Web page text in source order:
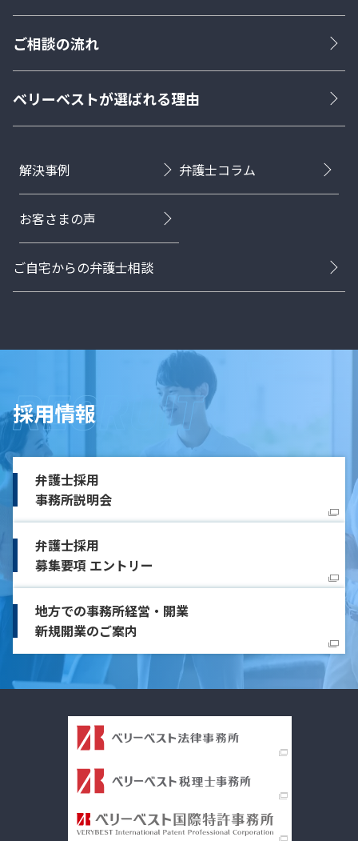
ご相談の流れ
ベリーベストが選ばれる理由
解決事例 弁護士コラム
お客さまの声
ご自宅からの弁護士相談
採用情報
弁護士採用
事務所説明会
弁護士採用
募集要項 エントリー
地方での事務所経営・開業
新規開業のご案内